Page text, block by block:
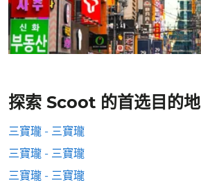
探索 Scoot 的首选目的地
三寶瓏 - 三寶瓏
三寶瓏 - 三寶瓏
三寶瓏 - 三寶瓏